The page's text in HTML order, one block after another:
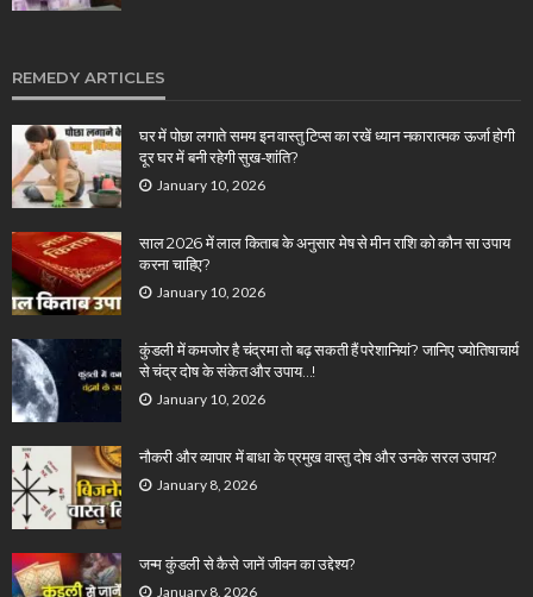
REMEDY ARTICLES
घर में पोछा लगाते समय इन वास्तु टिप्स का रखें ध्यान नकारात्मक ऊर्जा होगी
दूर घर में बनी रहेगी सुख-शांति?
January 10, 2026
साल 2026 में लाल किताब के अनुसार मेष से मीन राशि को कौन सा उपाय
करना चाहिए?
January 10, 2026
कुंडली में कमजोर है चंद्रमा तो बढ़ सकती हैं परेशानियां? जानिए ज्योतिषाचार्य
से चंद्र दोष के संकेत और उपाय…!
January 10, 2026
नौकरी और व्यापार में बाधा के प्रमुख वास्तु दोष और उनके सरल उपाय?
January 8, 2026
जन्म कुंडली से कैसे जानें जीवन का उद्देश्य?
January 8, 2026